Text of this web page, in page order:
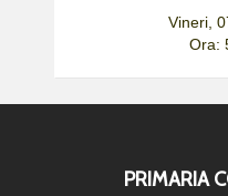
Vineri,
Ora:
PRIMARIA